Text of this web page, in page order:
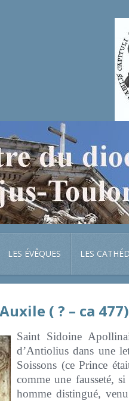
LES ÉVÊQUES LES
( ? – ca
Saint Sidoine
d’Antiolius dans une
Soissons (ce Prince
comme une fausseté,
homme distingué,